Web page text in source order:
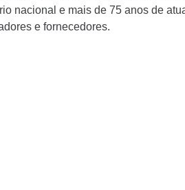
nacional e mais de 75 anos de
e fornecedores.